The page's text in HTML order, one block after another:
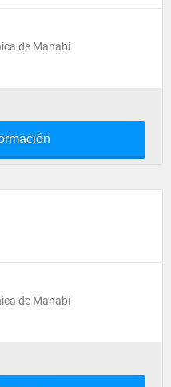
de Manabi
de Manabi